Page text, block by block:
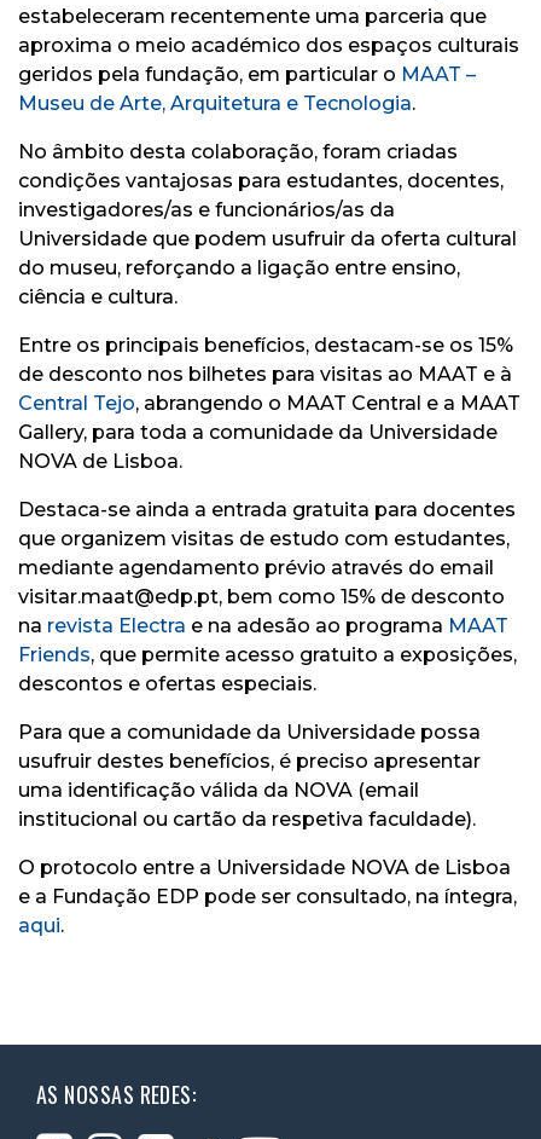
estabeleceram recentemente uma parceria que
aproxima o meio académico dos espaços culturais
geridos pela fundação, em particular o MAAT –
Museu de Arte, Arquitetura e Tecnologia.
No âmbito desta colaboração, foram criadas
condições vantajosas para estudantes, docentes,
investigadores/as e funcionários/as da
Universidade que podem usufruir da oferta cultural
do museu, reforçando a ligação entre ensino,
ciência e cultura.
Entre os principais benefícios, destacam-se os 15%
de desconto nos bilhetes para visitas ao MAAT e à
Central Tejo, abrangendo o MAAT Central e a MAAT
Gallery, para toda a comunidade da Universidade
NOVA de Lisboa.
Destaca-se ainda a entrada gratuita para docentes
que organizem visitas de estudo com estudantes,
mediante agendamento prévio através do email
visitar.maat@edp.pt, bem como 15% de desconto
na revista Electra e na adesão ao programa MAAT
Friends, que permite acesso gratuito a exposições,
descontos e ofertas especiais.
Para que a comunidade da Universidade possa
usufruir destes benefícios, é preciso apresentar
uma identificação válida da NOVA (email
institucional ou cartão da respetiva faculdade).
O protocolo entre a Universidade NOVA de Lisboa
e a Fundação EDP pode ser consultado, na íntegra,
aqui.
AS NOSSAS REDES: